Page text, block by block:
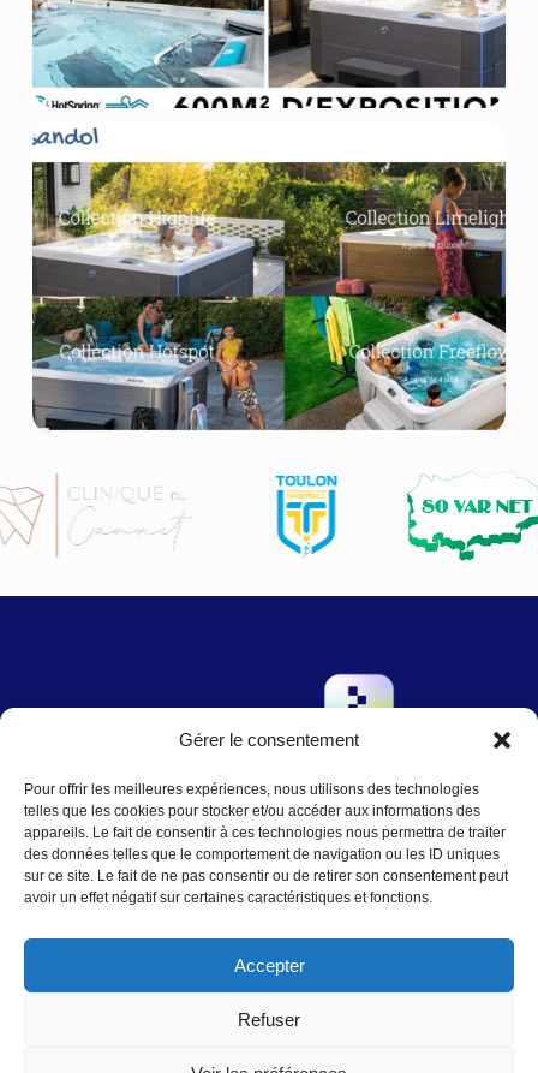
Gérer le consentement
Pour offrir les meilleures expériences, nous utilisons des technologies
telles que les cookies pour stocker et/ou accéder aux informations des
appareils. Le fait de consentir à ces technologies nous permettra de traiter
des données telles que le comportement de navigation ou les ID uniques
sur ce site. Le fait de ne pas consentir ou de retirer son consentement peut
avoir un effet négatif sur certaines caractéristiques et fonctions.
Accepter
Refuser
Nous écrire→ Contact:
contact@agence-telo.fr
04 22 91 15 66